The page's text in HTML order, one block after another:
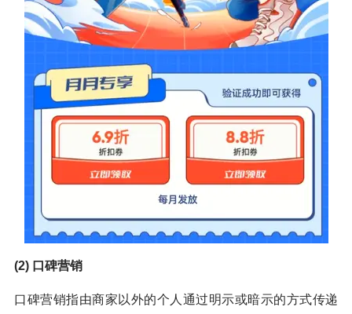
(2) 口碑营销
口碑营销指由商家以外的个人通过明示或暗示的方式传递